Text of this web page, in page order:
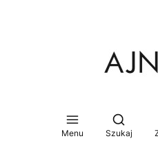
Menu
Otwórz
Szukaj